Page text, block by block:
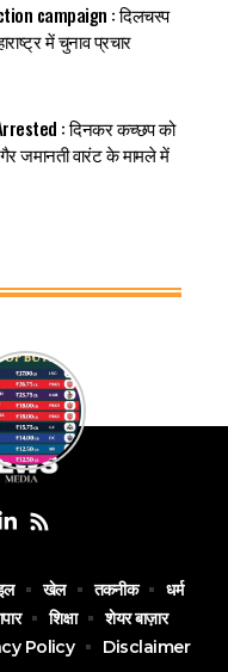
campaign : दिलचस्प
में चुनाव प्रचार
: दिनकर कच्छप को
जमानती वारंट के मामले में
खेल तकनीक
धर्म
शिक्षा
शेयर बाज़ार
Policy Disclaimer